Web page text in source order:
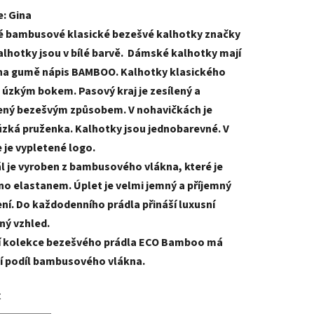
Gina
bambusové klasické bezešvé kalhotky značky
jsou v bílé barvě. Dámské kalhotky mají
gumě nápis BAMBOO. Kalhotky klasického
bokem. Pasový kraj je zesílený a
bezešvým způsobem. V nohavičkách je
pruženka. Kalhotky jsou jednobarevné. V
je vypletené logo.
je vyroben z bambusového vlákna, které je
elastanem. Úplet je velmi jemný a příjemný
Do každodenního prádla přináší luxusní
vzhled.
kolekce bezešvého prádla ECO Bamboo má
podíl bambusového vlákna.